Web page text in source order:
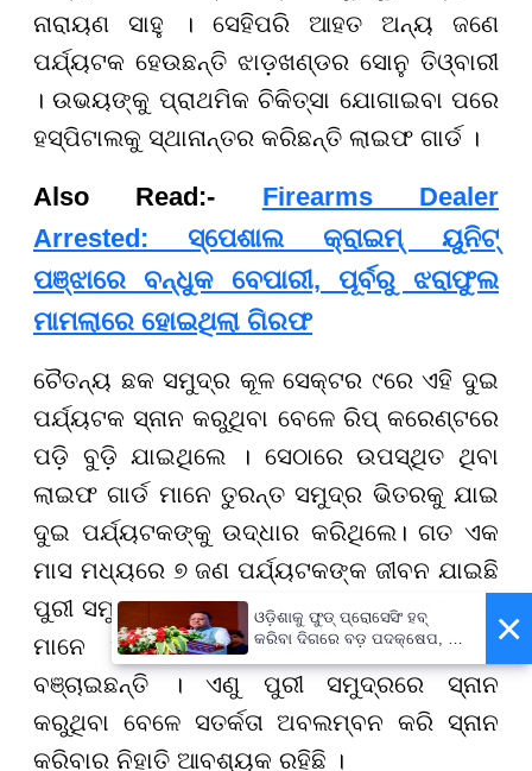
ନାରାୟଣ ସାହୁ । ସେହିପରି ଆହତ ଅନ୍ୟ ଜଣେ
ପର୍ଯ୍ୟଟକ ହେଉଛନ୍ତି ଝାଡ଼ଖଣ୍ଡର ସୋନୁ ତିଓ୍ବାରୀ
। ଉଭୟଙ୍କୁ ପ୍ରାଥମିକ ଚିକିତ୍ସା ଯୋଗାଇବା ପରେ
ହସ୍ପିଟାଲକୁ ସ୍ଥାନାନ୍ତର କରିଛନ୍ତି ଲାଇଫ ଗାର୍ଡ ।
Also Read:- Firearms Dealer
Arrested: ସ୍ପେଶାଲ କ୍ରାଇମ୍ ୟୁନିଟ୍
ପଞ୍ଝାରେ ବନ୍ଧୁକ ବେପାରୀ, ପୂର୍ବରୁ ଝରାଫୁଲ
ମାମଲାରେ ହୋଇଥିଲା ଗିରଫ
ଚୈତନ୍ୟ ଛକ ସମୁଦ୍ର କୂଳ ସେକ୍ଟର ୯ରେ ଏହି ଦୁଇ
ପର୍ଯ୍ୟଟକ ସ୍ନାନ କରୁଥିବା ବେଳେ ରିପ୍ କରେଣ୍ଟରେ
ପଡ଼ି ବୁଡ଼ି ଯାଇଥିଲେ । ସେଠାରେ ଉପସ୍ଥିତ ଥିବା
ଲାଇଫ ଗାର୍ଡ ମାନେ ତୁରନ୍ତ ସମୁଦ୍ର ଭିତରକୁ ଯାଇ
ଦୁଇ ପର୍ଯ୍ୟଟକଙ୍କୁ ଉଦ୍ଧାର କରିଥିଲେ। ଗତ ଏକ
ମାସ ମଧ୍ୟରେ ୭ ଜଣ ପର୍ଯ୍ୟଟକଙ୍କ ଜୀବନ ଯାଇଛି
ପୁରୀ ସମୁଦ୍ରରେ । ସେହିପରି ସମୁଦ୍ରରୁ ଲାଇଫ ଗାର୍ଡ
ମାନେ ଏକାଧିକ ପର୍ଯ୍ୟଟକଙ୍କ ଜୀବନ ମଧ୍ୟ
ବଞ୍ଚାଇଛନ୍ତି । ଏଣୁ ପୁରୀ ସମୁଦ୍ରରେ ସ୍ନାନ
କରୁଥିବା ବେଳେ ସତର୍କତା ଅବଲମ୍ବନ କରି ସ୍ନାନ
କରିବାର ନିହାତି ଆବଶ୍ୟକ ରହିଛି ।
×
ଓଡ଼ିଶାକୁ ଫୁଡ୍ ପ୍ରୋସେସିଂ ହବ୍
କରିବା ଦିଗରେ ବଡ଼ ପଦକ୍ଷେପ, ୪୨